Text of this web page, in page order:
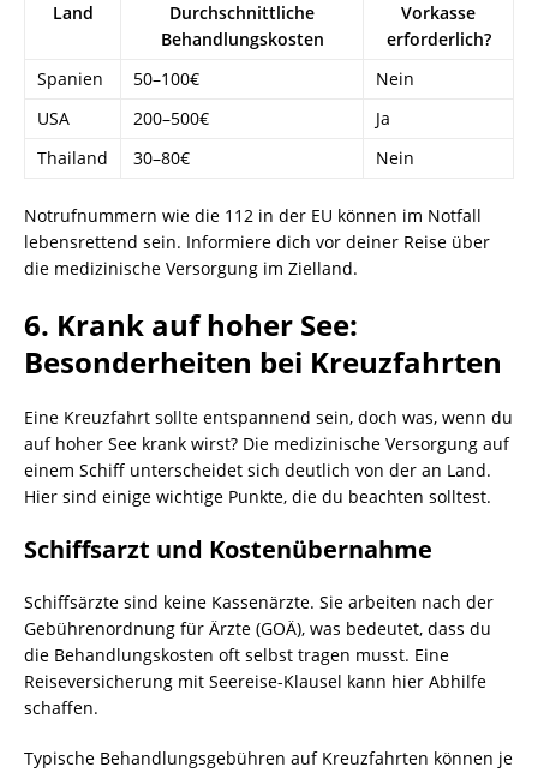
Land
Durchschnittliche
Behandlungskosten
Vorkasse
erforderlich?
Spanien
50–100€
Nein
USA
200–500€
Ja
Thailand
30–80€ Nein
Notrufnummern wie die 112 in der EU können im Notfall
lebensrettend sein. Informiere dich vor deiner Reise über
die medizinische Versorgung im Zielland.
6. Krank auf hoher See:
Besonderheiten bei Kreuzfahrten
Eine Kreuzfahrt sollte entspannend sein, doch was, wenn du
auf hoher See krank wirst? Die medizinische Versorgung auf
einem Schiff unterscheidet sich deutlich von der an Land.
Hier sind einige wichtige Punkte, die du beachten solltest.
Schiffsarzt und Kostenübernahme
Schiffsärzte sind keine Kassenärzte. Sie arbeiten nach der
Gebührenordnung für Ärzte (GOÄ), was bedeutet, dass du
die Behandlungskosten oft selbst tragen musst. Eine
Reiseversicherung mit Seereise-Klausel kann hier Abhilfe
schaffen.
Typische Behandlungsgebühren auf Kreuzfahrten können je